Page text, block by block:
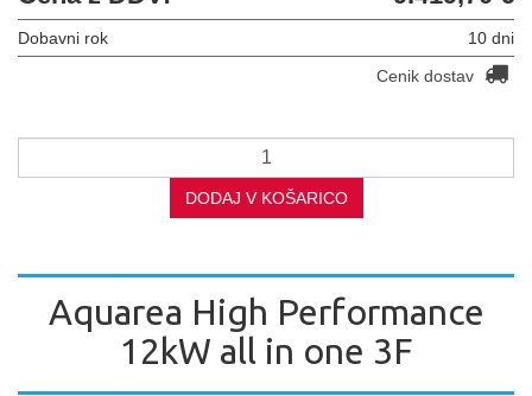
Dobavni rok
10 dni
Cenik dostav
DODAJ V KOŠARICO
Aquarea High Performance
12kW all in one 3F